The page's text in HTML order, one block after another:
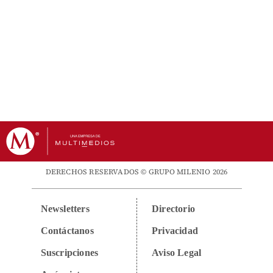
DERECHOS RESERVADOS © GRUPO MILENIO 2026
Newsletters
Contáctanos
Suscripciones
Directorio
Privacidad
Aviso Legal